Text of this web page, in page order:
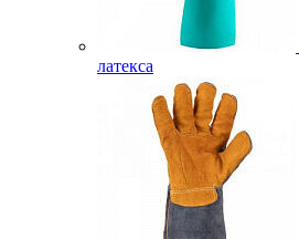
латекса